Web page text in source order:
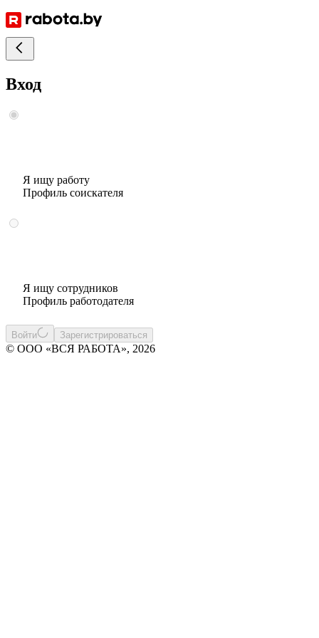
Вход
Я ищу работу
Профиль соискателя
Я ищу сотрудников
Профиль работодателя
Войти Зарегистрироваться
© ООО «ВСЯ РАБОТА», 2026